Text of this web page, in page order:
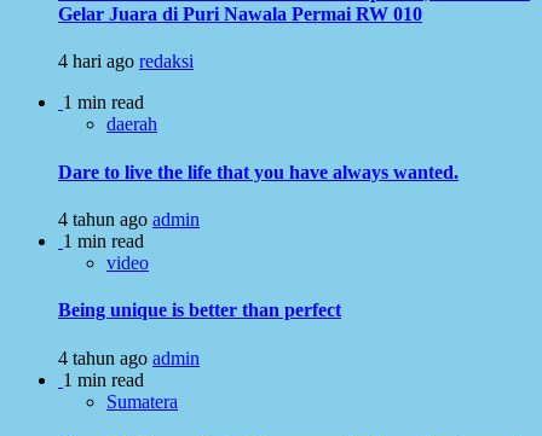
Gelar Juara di Puri Nawala Permai RW 010
4 hari ago redaksi
1 min read
daerah
Dare to live the life that you have always wanted.
4 tahun ago admin
1 min read
video
Being unique is better than perfect
4 tahun ago admin
1 min read
Sumatera